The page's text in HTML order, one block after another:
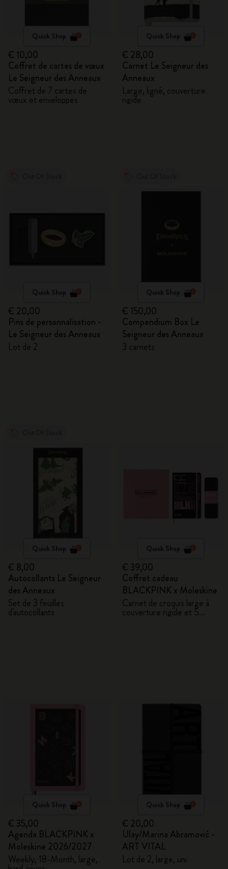
Quick Shop
€ 10,00
Coffret de cartes de vœux
Le Seigneur des Anneaux
Coffret de 7 cartes de
vœux et enveloppes
Quick Shop
€ 28,00
Carnet Le Seigneur des
Anneaux
Large, ligné, couverture
rigide
Quick Shop
€ 20,00
Pins de personnalisation -
Le Seigneur des Anneaux
Lot de 2
Quick Shop
€ 150,00
Compendium Box Le
Seigneur des Anneaux
3 carnets
Quick Shop
€ 8,00
Autocollants Le Seigneur
des Anneaux
Set de 3 feuilles
d'autocollants
Quick Shop
€ 39,00
Coffret cadeau
BLACKPINK x Moleskine
Carnet de croquis large à
couverture rigide et 5
crayons aquarellables
Quick Shop
€ 35,00
Agenda BLACKPINK x
Moleskine 2026/2027
Weekly, 18-Month, large,
Quick Shop
€ 20,00
Ulay/Marina Abramović -
ART VITAL
Lot de 2, large, uni